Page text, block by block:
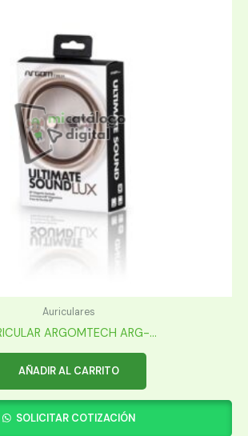
Auriculares
ARGOMTECH ARG-...
AÑADIR AL CARRITO
SOLICITAR COTIZACIÓN